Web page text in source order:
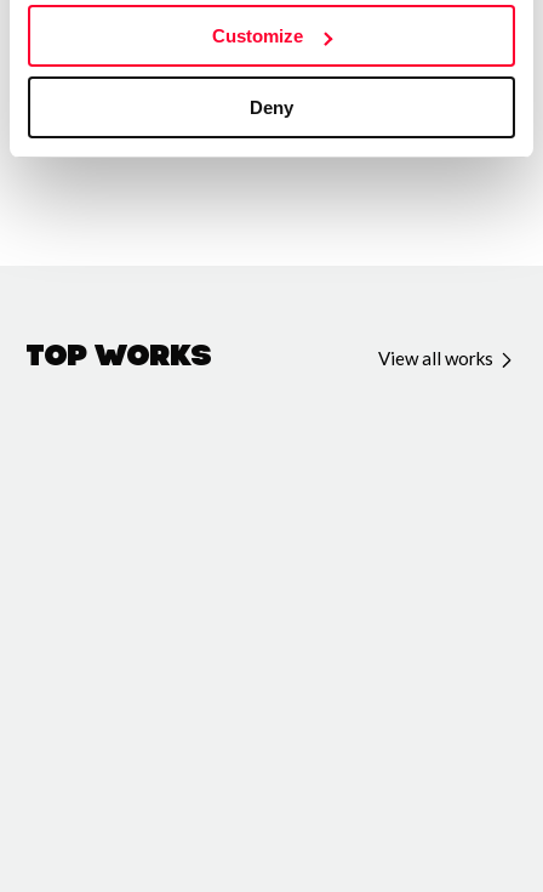
Customize
Deny
como que transmita buenas sensaciones. Mi reto es llegar,
Top Works View all works